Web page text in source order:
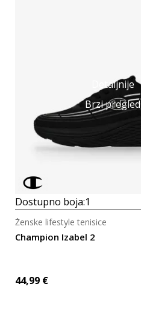
Detaljnije
Brzi pregled
Dostupno boja:1
Champion Izabel 2
Ženske lifestyle tenisice
44,99 €